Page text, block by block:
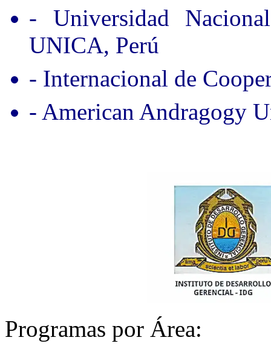
- Universidad
UNICA, Perú
- Internacional de
- American Andragogy
Programas por Área: